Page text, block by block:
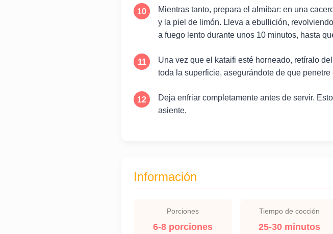
Mientras tanto, prepara el almíbar: en una
y la piel de limón. Lleva a ebullición,
a fuego lento durante unos 10 minutos, hasta
Una vez que el kataifi esté horneado, retíralo
toda la superficie, asegurándote de que penetre
Deja enfriar completamente antes de servir.
asiente.
Información
Porciones
6-8 porciones
Tiempo de cocción
25-30 minutos